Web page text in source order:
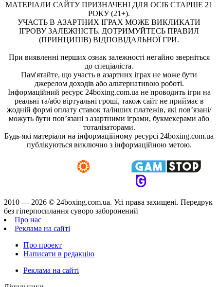
МАТЕРІАЛИ САЙТУ ПРИЗНАЧЕНІ ДЛЯ ОСІБ СТАРШЕ 21
РОКУ (21+).
УЧАСТЬ В АЗАРТНИХ ІГРАХ МОЖЕ ВИКЛИКАТИ
ІГРОВУ ЗАЛЕЖНІСТЬ. ДОТРИМУЙТЕСЬ ПРАВИЛ
(ПРИНЦИПІВ) ВІДПОВІДАЛЬНОЇ ГРИ.
При виявленні перших ознак залежності негайно зверніться
до спеціаліста.
Пам'ятайте, що участь в азартних іграх не може бути
джерелом доходів або альтернативою роботі.
Інформаційний ресурс 24boxing.com.ua не проводить ігри на
реальні та/або віртуальні гроші, також сайт не приймає в
жодній формі оплату ставок та/інших платежів, які пов’язані/
можуть бути пов’язані з азартними іграми, букмекерами або
тоталізаторами.
Будь-які матеріали на інформаційному ресурсі 24boxing.com.ua
публікуються виключно з інформаційною метою.
2010 — 2026 © 24boxing.com.ua. Усi права захищенi. Передрук
без гіперпосилання суворо заборонений
Про нас
Реклама на сайті
Про проект
Написати в редакцію
Реклама на сайті